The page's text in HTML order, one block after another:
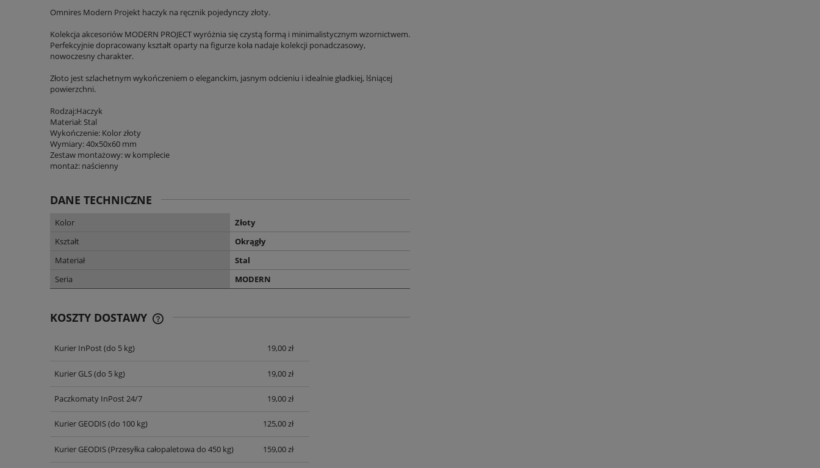
Omnires Modern Projekt haczyk na ręcznik pojedynczy złoty.
Kolekcja akcesoriów MODERN PROJECT wyróżnia się czystą formą i minimalistycznym wzornictwem.
Perfekcyjnie dopracowany kształt oparty na figurze koła nadaje kolekcji ponadczasowy,
nowoczesny charakter.
Złoto jest szlachetnym wykończeniem o eleganckim, jasnym odcieniu i idealnie gładkiej, lśniącej
powierzchni.
Rodzaj:Haczyk
Materiał: Stal
Wykończenie: Kolor złoty
Wymiary: 40x50x60 mm
Zestaw montażowy: w komplecie
montaż: naścienny
DANE TECHNICZNE
Kolor
Złoty
Kształt
Okrągły
Materiał
Stal
Seria
MODERN
KOSZTY DOSTAWY
CENA NIE ZAWIERA EWENTUALNYCH
Kurier InPost(do 5 kg) 19,00 zł
Kurier GLS(do 5 kg) 19,00 zł
Paczkomaty InPost 24/7 19,00 zł
Kurier GEODIS(do 100 kg) 125,00 zł
Kurier GEODIS(Przesyłka całopaletowa do 450 kg) 159,00 zł